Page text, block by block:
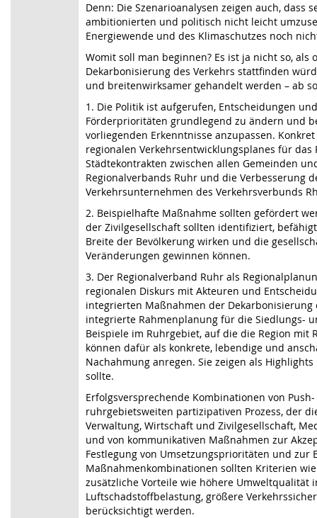
Denn: Die Szenarioanalysen zeigen auch, dass
ambitionierten und politisch nicht leicht
Energiewende und des Klimaschutzes noch
Womit soll man beginnen? Es ist ja nicht so, als
Dekarbonisierung des Verkehrs stattfinden
und breitenwirksamer gehandelt werden – ab
1. Die Politik ist aufgerufen, Entscheidungen
Förderprioritäten grundlegend zu ändern und
vorliegenden Erkenntnisse anzupassen.
regionalen Verkehrsentwicklungsplanes für
Städtekontrakten zwischen allen Gemeinden
Regionalverbands Ruhr und die Verbesserung
Verkehrsunternehmen des Verkehrsverbunds
2. Beispielhafte Maßnahme sollten gefördert
der Zivilgesellschaft sollten identifiziert,
Breite der Bevölkerung wirken und die
Veränderungen gewinnen können.
3. Der Regionalverband Ruhr als
regionalen Diskurs mit Akteuren und
integrierten Maßnahmen der
integrierte Rahmenplanung für die Siedlungs-
Beispiele im Ruhrgebiet, auf die die Region mit
können dafür als konkrete, lebendige und
Nachahmung anregen. Sie zeigen als
sollte.
Erfolgsversprechende Kombinationen von
ruhrgebietsweiten partizipativen Prozess, der
Verwaltung, Wirtschaft und Zivilgesellschaft,
und von kommunikativen Maßnahmen zur
Festlegung von Umsetzungsprioritäten und zur
Maßnahmenkombinationen sollten Kriterien
zusätzliche Vorteile wie höhere Umweltqualität
Luftschadstoffbelastung, größere
berücksichtigt werden.